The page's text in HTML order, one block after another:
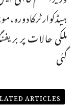
ملکی حالات پر
گئی
ARTICLES